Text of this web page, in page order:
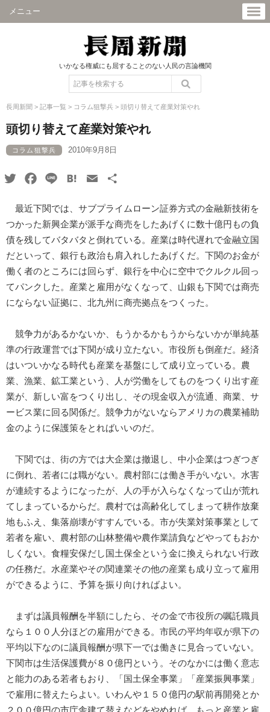
メニュー
いかなる権威にも屈することのない人民の言論機関
長周新聞 > 記事一覧 > コラム狙撃兵 > 頭切り替えて産業対策やれ
頭切り替えて産業対策やれ
コラム狙撃兵 2010年9月8日
TwitterFacebook
Line HatenaEmail
最近下関では、サブプライムローン証券方式の金融新技術を
つかった新興企業が派手な商売をしたあげくに数十億円もの負
債を残してバタバタと倒れている。産業は時代遅れで金融立国
だといって、銀行も政治も肩入れしたあげくだ。下関のお金が
働く者のところには回らず、銀行を中心に空中でクルクル回っ
てパンクした。産業と雇用がなくなって、山銀も下関では商売
にならない証拠に、北九州に商売拠点をつくった。
競争力があるかないか、もうかるかもうからないかが単純基
準の行政運営では下関が成り立たない。市役所も倒産だ。経済
はいついかなる時代も産業を基盤にして成り立っている。農
業、漁業、鉱工業という、人が労働をしてものをつくり出す産
業が、新しい富をつくり出し、その現金収入が流通、商業、サ
ービス業に回る関係だ。競争力がないならアメリカの農業補助
金のように保護策をとればいいのだ。
下関では、街の方では大企業は撤退し、中小企業はつぎつぎ
に倒れ、若者には職がない。農村部には働き手がいない。水害
が連続するようになったが、人の手が入らなくなって山が荒れ
てしまっているからだ。農村では高齢化してしまって耕作放棄
地もふえ、集落崩壊がすすんでいる。市が失業対策事業として
若者を雇い、農村部の山林整備や農作業請負などやってもおか
しくない。食糧安保だし国土保全という金に換えられない行政
の任務だ。水産業やその関連業その他の産業も成り立って雇用
ができるように、予算を振り向ければよい。
まずは議員報酬を半額にしたら、その金で市役所の嘱託職員
なら１００人分ほどの雇用ができる。市民の平均年収が県下の
平均以下なのに議員報酬が県下一では働きに見合っていない。
下関市は生活保護費が８０億円という。そのなかには働く意志
と能力のある若者もおり、「国土保全事業」「産業振興事業」
で雇用に替えたらよい。いわんや１５０億円の駅前再開発とか
２００億円の市庁舎建て替えなどをやめれば、もっと産業と雇